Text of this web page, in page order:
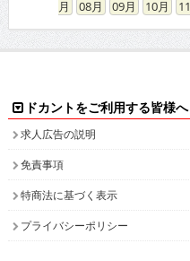
08
09 10 11
ドカントをご利用する皆様へ
求人広告の説明
免責事項
特商法に基づく表示
プライバシーポリシー